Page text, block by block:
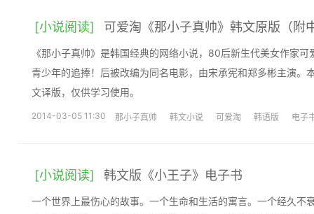
[小说阅读] 可爱淘《那小子真帅》韩文原版（附
《那小子真帅》是韩国经典的网络小说，80后新生代美女作家
青少年的追捧！后被改编为同名电影，由宋承宪和郑多彬主演。
文译版，仅供学习使用。
2014-03-05 11:30 那小子真帅 韩文小说 可爱淘 韩语版 电子
[小说阅读] 韩文版《小王子》电子书
一个世界上最伤心的故事。一个生命和生活的寓言。一个经久不